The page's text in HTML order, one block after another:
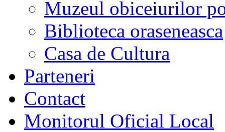
Muzeul obiceiurilor
Biblioteca oraseneasca
Casa de Cultura
Parteneri
Contact
Monitorul Oficial Local